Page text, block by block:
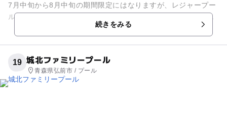
7月中旬から8月中旬の期間限定にはなりますが、レジャープー
ルにも匹敵する充実の施設で、夏の人気の遊び場です。場内に
は、2基のウォータースラ...続きをみる
19 城北ファミリープール
青森県弘前市 / プール